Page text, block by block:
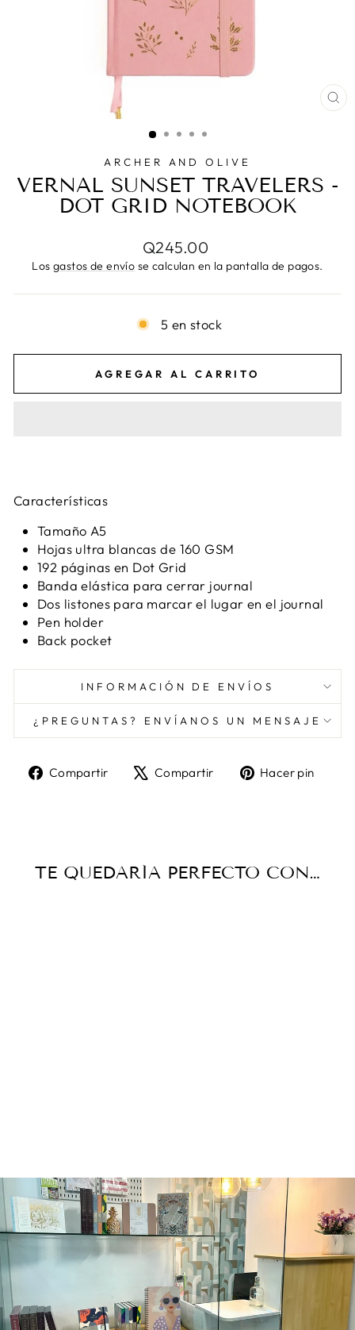
ARCHER AND OLIVE
VERNAL SUNSET TRAVELERS -
DOT GRID NOTEBOOK
Precio
habitual
Q245.00
Losgastos de envío se calculan en la pantalla de pagos.
5 en stock
AGREGAR AL CARRITO
Características
Tamaño A5
Hojas ultra blancas de 160 GSM
192 páginas en Dot Grid
Banda elástica para cerrar journal
Dos listones para marcar el lugar en el journal
Pen holder
Back pocket
INFORMACIÓN DE ENVÍOS
¿PREGUNTAS? ENVÍANOS UN MENSAJE
Compartir
CompartirCompartir
TuitearHacer pin
TE QUEDARÍA PERFECTO CON…